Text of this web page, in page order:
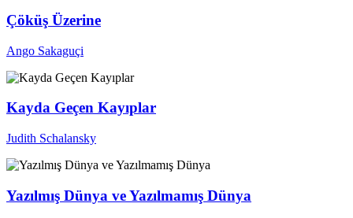
Çöküş Üzerine
Ango Sakaguçi
Kayda Geçen Kayıplar
Judith Schalansky
Yazılmış Dünya ve Yazılmamış Dünya